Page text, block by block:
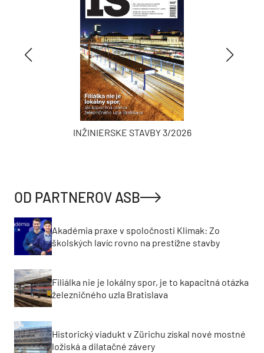
INŽINIERSKE STAVBY 3/2026
OD PARTNEROV ASB
Akadémia praxe v spoločnosti Klimak: Zo
školských lavíc rovno na prestížne stavby
Filiálka nie je lokálny spor, je to kapacitná otázka
železničného uzla Bratislava
Historický viadukt v Zürichu získal nové mostné
ložiská a dilatačné závery